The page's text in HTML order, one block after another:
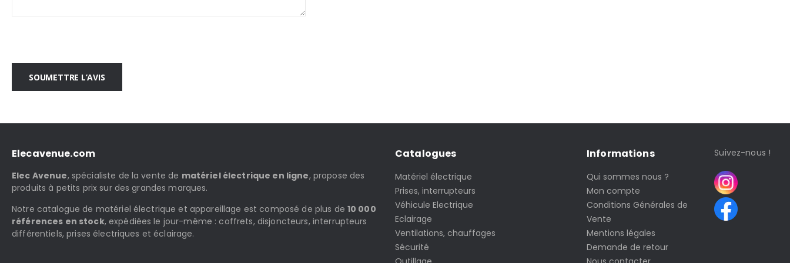
SOUMETTRE L’AVIS
Elecavenue.com
Elec Avenue, spécialiste de la vente de matériel électrique en ligne, propose des
produits à petits prix sur des grandes marques.
Notre catalogue de matériel électrique et appareillage est composé de plus de 10 000
références en stock, expédiées le jour-même : coffrets, disjoncteurs, interrupteurs
différentiels, prises électriques et éclairage.
Catalogues
Matériel électrique
Prises, interrupteurs
Véhicule Electrique
Eclairage
Ventilations, chauffages
Sécurité
Informations
Qui sommes nous ?
Mon compte
Conditions Générales de
Vente
Mentions légales
Demande de retour
Suivez-nous !